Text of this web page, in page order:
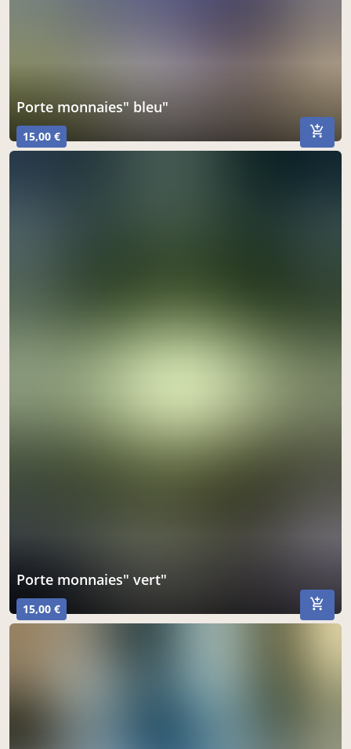
Porte monnaies" bleu"
15,00 €
Porte monnaies" vert"
15,00 €